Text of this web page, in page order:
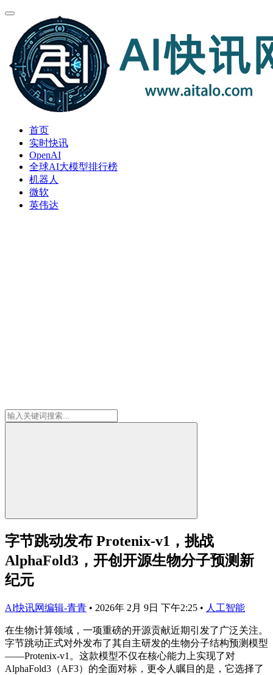
首页
实时快讯
OpenAI
全球AI大模型排行榜
机器人
微软
英伟达
字节跳动发布 Protenix-v1，挑战
AlphaFold3，开创开源生物分子预测新
纪元
AI快讯网编辑-青青 • 2026年 2月 9日 下午2:25 • 人工智能
在生物计算领域，一项重磅的开源贡献近期引发了广泛关注。
字节跳动正式对外发布了其自主研发的生物分子结构预测模型
——Protenix-v1。这款模型不仅在核心能力上实现了对
AlphaFold3（AF3）的全面对标，更令人瞩目的是，它选择了